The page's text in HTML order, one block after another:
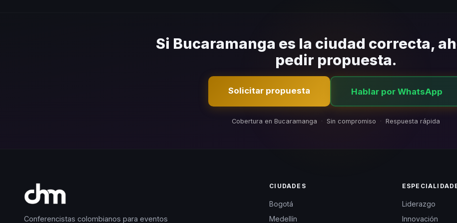
Si Bucaramanga es la ciudad correcta,
pedir propuesta.
Solicitar propuesta Hablar por WhatsApp
Cobertura en Bucaramanga · Sin compromiso · Respuesta rápida
Conferencistas colombianos para eventos
CIUDADES
Bogotá
Medellín
Liderazgo
Innovación